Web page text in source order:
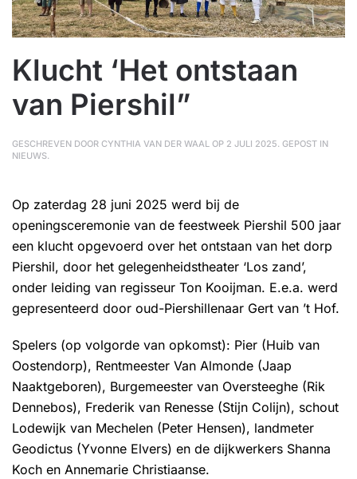
Klucht ‘Het ontstaan
van Piershil”
GESCHREVEN DOOR CYNTHIA VAN DER WAAL OP 2 JULI 2025. GEPOST IN
NIEUWS.
Op zaterdag 28 juni 2025 werd bij de
openingsceremonie van de feestweek Piershil 500 jaar
een klucht opgevoerd over het ontstaan van het dorp
Piershil, door het gelegenheidstheater ‘Los zand’,
onder leiding van regisseur Ton Kooijman. E.e.a. werd
gepresenteerd door oud-Piershillenaar Gert van ’t Hof.
Spelers (op volgorde van opkomst): Pier (Huib van
Oostendorp), Rentmeester Van Almonde (Jaap
Naaktgeboren), Burgemeester van Oversteeghe (Rik
Dennebos), Frederik van Renesse (Stijn Colijn), schout
Lodewijk van Mechelen (Peter Hensen), landmeter
Geodictus (Yvonne Elvers) en de dijkwerkers Shanna
Koch en Annemarie Christiaanse.